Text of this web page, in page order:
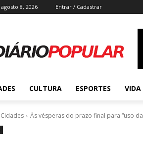
8, 2026 Entrar / Cadastrar
CULTURA ESPORTES VIDA
Cidades Às vésperas do prazo final para “uso